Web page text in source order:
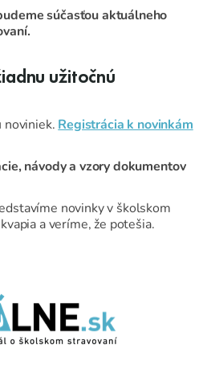
súčasťou aktuálneho
užitočnú
noviniek. Registrácia k novinkám
návody a vzory dokumentov
novinky v školskom
a veríme, že potešia.